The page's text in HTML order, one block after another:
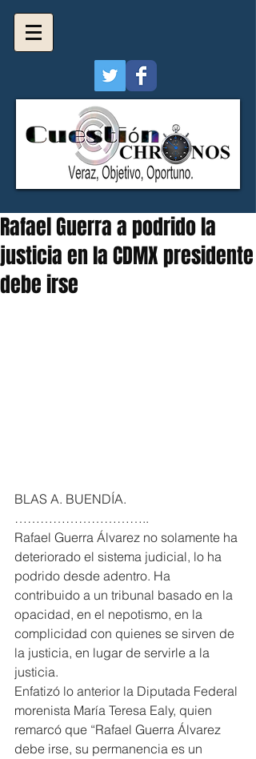
Rafael Guerra a podrido la
justicia en la CDMX presidente
debe irse
BLAS A. BUENDÍA.
…………………………..
Rafael Guerra Álvarez no solamente ha
deteriorado el sistema judicial, lo ha
podrido desde adentro. Ha
contribuido a un tribunal basado en la
opacidad, en el nepotismo, en la
complicidad con quienes se sirven de
la justicia, en lugar de servirle a la
justicia.
Enfatizó lo anterior la Diputada Federal
morenista María Teresa Ealy, quien
remarcó que “Rafael Guerra Álvarez
debe irse, su permanencia es un